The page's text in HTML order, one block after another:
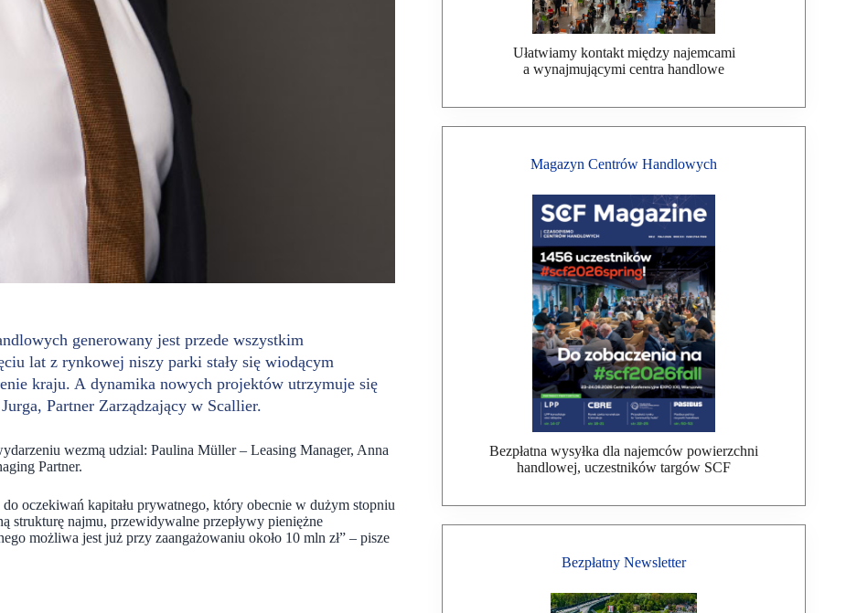
generowany jest przede wszystkim
lat z rynkowej niszy parki stały się wiodącym
kraju. A dynamika nowych projektów utrzymuje się
Partner Zarządzający w Scallier.
wezmą udzial: Paulina Müller – Leasing Manager, Anna
Partner.
oczekiwań kapitału prywatnego, który obecnie w dużym stopniu
strukturę najmu, przewidywalne przepływy pieniężne
możliwa jest już przy zaangażowaniu około 10 mln zł” – pisze
Ułatwiamy kontakt między najemcami
a wynajmującymi centra handlowe
Magazyn Centrów Handlowych
Bezpłatna wysyłka dla najemców powierzchni
handlowej, uczestników targów SCF
Bezpłatny Newsletter